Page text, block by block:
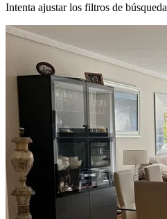
Intenta ajustar los filtros de búsqueda